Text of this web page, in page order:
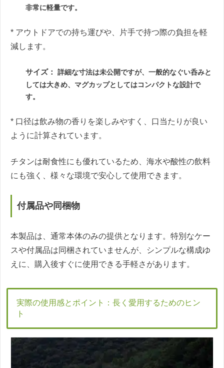
非常に軽量です。
* アウトドアでの持ち運びや、片手で持つ際の負担を軽
減します。
サイズ：
詳細な寸法は未公開ですが、一般的なぐい呑みと
しては大きめ、マグカップとしてはコンパクトな設計で
す。
* 口径は飲み物の香りを楽しみやすく、口当たりが良い
ように計算されています。
チタンは耐食性にも優れているため、海水や酸性の飲料
にも強く、様々な環境で安心して使用できます。
付属品や同梱物
本製品は、通常本体のみの提供となります。特別なケー
スや付属品は同梱されていませんが、シンプルな構成ゆ
えに、購入後すぐに使用できる手軽さがあります。
実際の使用感とポイント：長く愛用するためのヒン
ト